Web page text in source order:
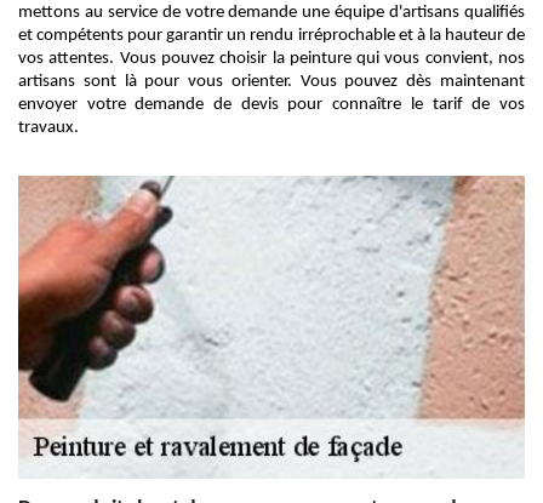
mettons au service de votre demande une équipe d'artisans qualifiés
et compétents pour garantir un rendu irréprochable et à la hauteur de
vos attentes. Vous pouvez choisir la peinture qui vous convient, nos
artisans sont là pour vous orienter. Vous pouvez dès maintenant
envoyer votre demande de devis pour connaître le tarif de vos
travaux.